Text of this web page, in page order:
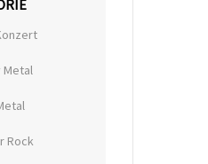
Metal
Rock